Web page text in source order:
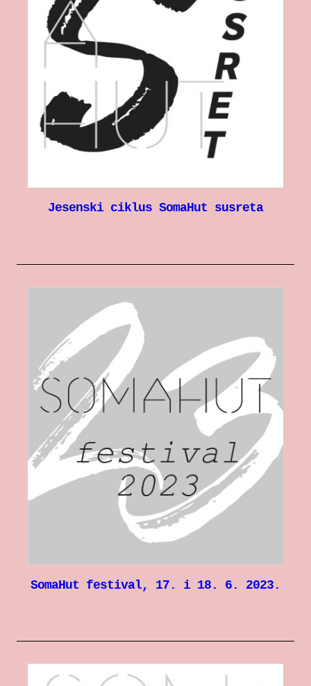
Jesenski ciklus SomaHut susreta
SomaHut festival, 17. i 18. 6. 2023.